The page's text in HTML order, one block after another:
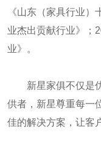
《山东（家具行业
业杰出贡献行业》；
业》。
新星家俱不仅是优
供者，新星尊重每一
佳的解决方案，让客